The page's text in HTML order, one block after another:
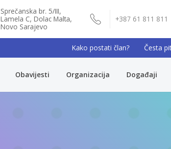
Sprečanska br. 5/III,
Lamela C, Dolac Malta,
Novo Sarajevo
+387 61 811 811
Kako postati član? Česta
Obavijesti Organizacija Događaji